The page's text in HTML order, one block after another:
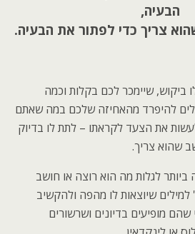
הבעיה,
צריך כדי לפתור את הבעיה.
ביקוש, שיימכר לכם בקלות וכמה
להיפרד מהאחיזה שלכם במה שאתם
את הצעד לקראתו – לתת לו בדיוק
שהוא צריך.
לגלות מה הוא רוצה או חושב
שיוצאות לו מהפה ולהקשיב
מופיעים בדיונים ושרשורים